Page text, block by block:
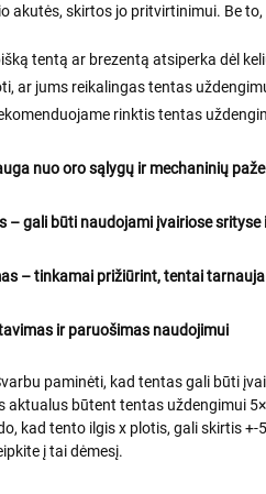
akutės, skirtos jo pritvirtinimui. Be
tentą ar brezentą atsiperka dėl
ar jums reikalingas tentas
rinktis tentas
nuo oro sąlygų ir mechaninių
– gali būti naudojami įvairiose srityse
– tinkamai prižiūrint, tentai
ir paruošimas naudojimui
paminėti, kad tentas gali būti
aktualus būtent tentas uždengimui
kad tento ilgis x plotis, gali skirtis +-
į tai dėmesį.